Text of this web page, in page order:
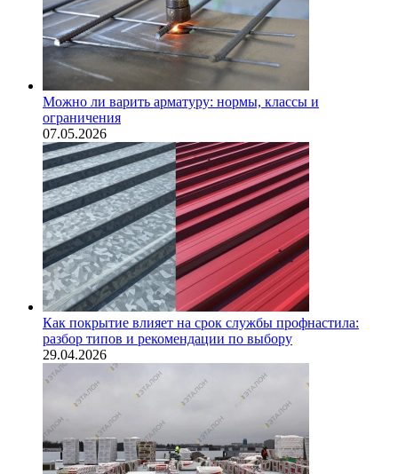
Можно ли варить арматуру: нормы, классы и
ограничения
07.05.2026
Как покрытие влияет на срок службы профнастила:
разбор типов и рекомендации по выбору
29.04.2026